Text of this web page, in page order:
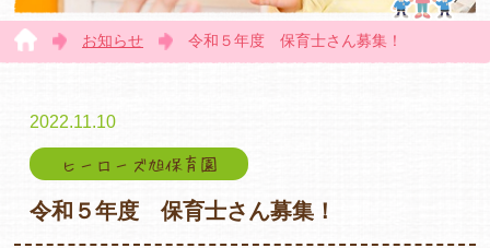
TOP
会社概要
お知らせ 令和５年度 保育士さん募集！
2022.11.10
ヒーローズ旭保育園
令和５年度 保育士さん募集！